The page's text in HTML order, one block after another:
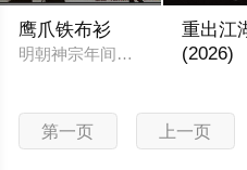
鹰爪铁布衫
明朝神宗年间，黑白颠倒，朝
重出江
(2026)
第一页 上一页